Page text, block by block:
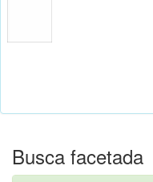
Busca facetada